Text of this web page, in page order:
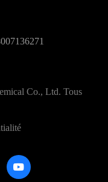
Co., Ltd. Tous
